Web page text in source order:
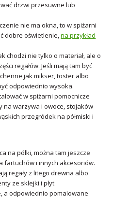
drzwi przesuwne lub
nie ma okna, to w spiżarni
dobre oświetlenie,na przykład
chodzi nie tylko o materiał, ale o
regałów. Jeśli mają tam być
jak mikser, toster albo
odpowiednio wysoka.
w spiżarni pomocnicze
na warzywa i owoce, stojaków
przegródek na półmiski i
na półki, można tam jeszcze
fartuchów i innych akcesoriów.
regały z litego drewna albo
ze sklejki i płyt
a odpowiednio pomalowane